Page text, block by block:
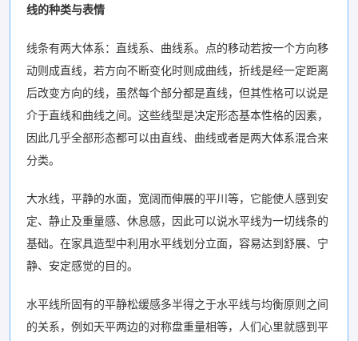
线的种类与表情
线条有两大体系：直线系、曲线系。点的移动若按一个方向移
动则成直线，若方向不断变化时则成曲线，折线是经一定距离
后改变方向的线，虽然每个部分都是直线，但其性格可以说是
介于直线和曲线之间。这些线型是决定形态基本性格的因素，
因此几乎全部形态都可以由直线、曲线或者是两大体系混合来
分类。
大水线，平静的水面，宽阔而伸展的平川等，它能使人感到安
定、静止及重量感、休息感，因此可以说水平线为一切线条的
基础。在家具造型中利用水平线划分立面，容易达到舒展、宁
静、安定感觉的目的。
水平线所固有的平静松缓感多半得之于水平线与均衡原则之间
的关系，例如天平两边的对称盘重量相等，人们心里就感到平